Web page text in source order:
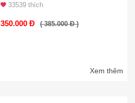
33539 thích
350.000 Đ ( 385.000 Đ )
Xem thêm